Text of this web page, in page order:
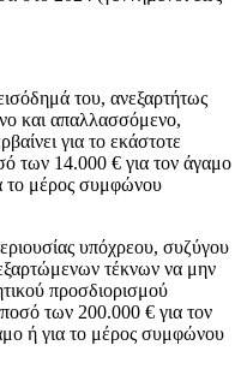
του, ανεξαρτήτως
και απαλλασσόμενο,
για το εκάστοτε
των 14.000 € για τον άγαμο
το μέρος συμφώνου
υπόχρεου, συζύγου
τέκνων να μην
προσδιορισμού
των 200.000 € για τον
ή για το μέρος συμφώνου